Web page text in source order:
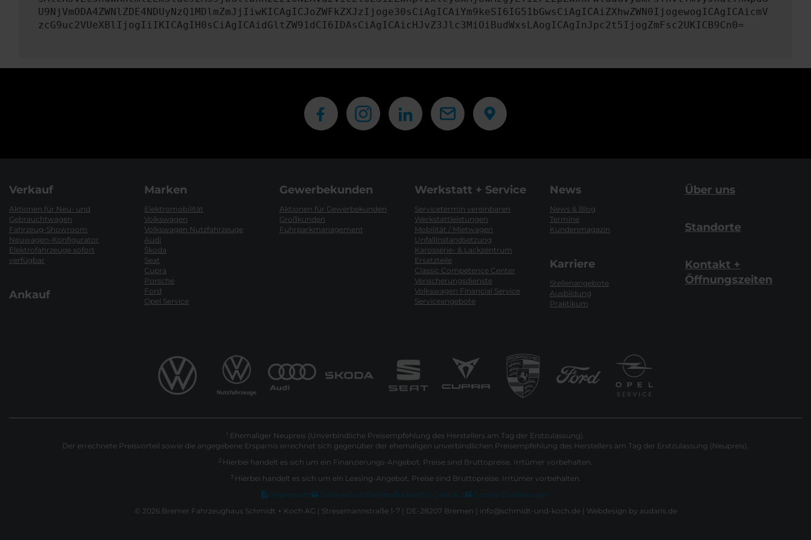
U9NjVmODA4ZWNlZDE4NDUyNzQ1MDlmZmJjIiwKICAgICJoZWFkZXJzIjoge30sCiAgICAiYm9keSI6IG51bGwsCiAgICAiZXhwZWN0IjogewogICAgICAicmV
zcG9uc2VUeXBlIjogIiIKICAgIH0sCiAgICAidGltZW91dCI6IDAsCiAgICAicHJvZ3Jlc3MiOiBudWxsLAogICAgInJpc2t5IjogZmFsc2UKICB9Cn0=
Verkauf
Aktionen für Neu- und
Gebrauchtwagen
Fahrzeug-Showroom
Neuwagen-Konfigurator
Elektrofahrzeuge sofort
verfügbar
Ankauf
Marken
Elektromobilität
Volkswagen
Volkswagen Nutzfahrzeuge
Audi
Škoda
Seat
Cupra
Porsche
Ford
Opel Service
Gewerbekunden
Aktionen für Gewerbekunden
Großkunden
Fuhrparkmanagement
Werkstatt + Service
Servicetermin vereinbaren
Werkstattleistungen
Mobilität / Mietwagen
Unfallinstandsetzung
Karosserie- & Lackzentrum
Ersatzteile
Classic Competence Center
Verischerungsdienste
Volkswagen Financial Service
Serviceangebote
News
News & Blog
Termine
Kundenmagazin
Karriere
Stellenangebote
Ausbildung
Praktikum
Über uns
Standorte
Kontakt +
Öffnungszeiten
1 Ehemaliger Neupreis (Unverbindliche Preisempfehlung des Herstellers am Tag der Erstzulassung).
Der errechnete Preisvorteil sowie die angegebene Ersparnis errechnet sich gegenüber der ehemaligen unverbindlichen Preisempfehlung des Herstellers am Tag der Erstzulassung (Neupreis).
2 Hierbei handelt es sich um ein Finanzierungs-Angebot. Preise sind Bruttopreise. Irrtümer vorbehalten.
3 Hierbei handelt es sich um ein Leasing-Angebot. Preise sind Bruttopreise. Irrtümer vorbehalten.
Impressum
Datenschutz Barrierefreiheit EU Data Act
Cookie Einstellungen
© 2026 Bremer Fahrzeughaus Schmidt + Koch AG | Stresemannstraße 1-7 | DE-28207 Bremen | info@schmidt-und-koch.de | Webdesign by audaris.de